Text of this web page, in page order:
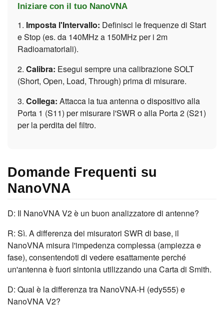
Iniziare con il tuo NanoVNA
1. Imposta l'Intervallo: Definisci le frequenze di Start
e Stop (es. da 140MHz a 150MHz per i 2m
Radioamatoriali).
2. Calibra: Esegui sempre una calibrazione SOLT
(Short, Open, Load, Through) prima di misurare.
3. Collega: Attacca la tua antenna o dispositivo alla
Porta 1 (S11) per misurare l'SWR o alla Porta 2 (S21)
per la perdita del filtro.
Domande Frequenti su
NanoVNA
D: Il NanoVNA V2 è un buon analizzatore di antenne?
R: Sì. A differenza dei misuratori SWR di base, il
NanoVNA misura l'impedenza complessa (ampiezza e
fase), consentendoti di vedere esattamente perché
un'antenna è fuori sintonia utilizzando una Carta di Smith.
D: Qual è la differenza tra NanoVNA-H (edy555) e
NanoVNA V2?